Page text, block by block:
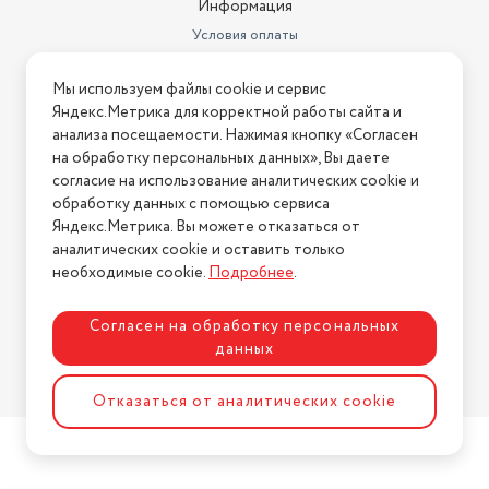
Тип соединения устройств
проводное
Максимальный уровень шума
48 дБ
Ширина мобильного
кондиционера или
внутреннего блока сплит-
системы
97.5 см
Потребляемая мощность при
Мин. поддерживаемая
температура
7 °C
Потребляемая мощность при
охлаждении
1965 Вт
Информация
Условия оплаты
Условия возврата
Нашли ошибку на сайте? Напишите нам
2026 © Интернет-магазин "АстМаркет". У нас есть всё!
Политика конфиденциальности
Разработка сайтаASTDESIGN
Мы используем файлы cookie и сервис
Яндекс.Метрика для корректной работы сайта и
анализа посещаемости. Нажимая кнопку «Согласен
на обработку персональных данных», Вы даете
согласие на использование аналитических cookie и
обработку данных с помощью сервиса
Яндекс.Метрика. Вы можете отказаться от
аналитических cookie и оставить только
необходимые cookie.Подробнее.
Согласен на обработку персональных
данных
Отказаться от аналитических cookie